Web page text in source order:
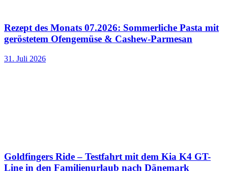
Rezept des Monats 07.2026: Sommerliche Pasta mit
geröstetem Ofengemüse & Cashew-Parmesan
31. Juli 2026
Goldfingers Ride – Testfahrt mit dem Kia K4 GT-
Line in den Familienurlaub nach Dänemark